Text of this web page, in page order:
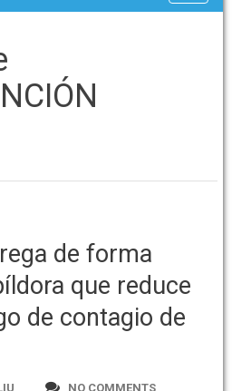
de forma
que reduce
de contagio de
NO COMMENTS